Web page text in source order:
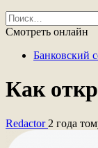
Найти:
Смотреть онлайн
Банковский
Как
Redactor 2 года